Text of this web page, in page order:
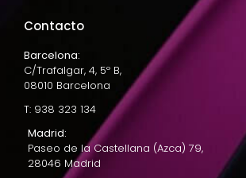
Contacto
Barcelona:
C/Trafalgar, 4, 5º B,
08010 Barcelona
T: 938 323 134
Madrid:
Paseo de la Castellana (Azca) 79,
28046 Madrid